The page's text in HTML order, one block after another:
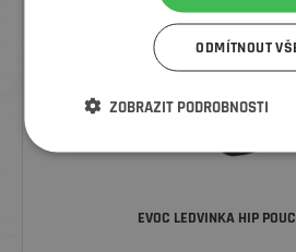
EVOC LEDVINKA HIP
ODMÍTNOUT
ZOBRAZIT PODROBNOSTI